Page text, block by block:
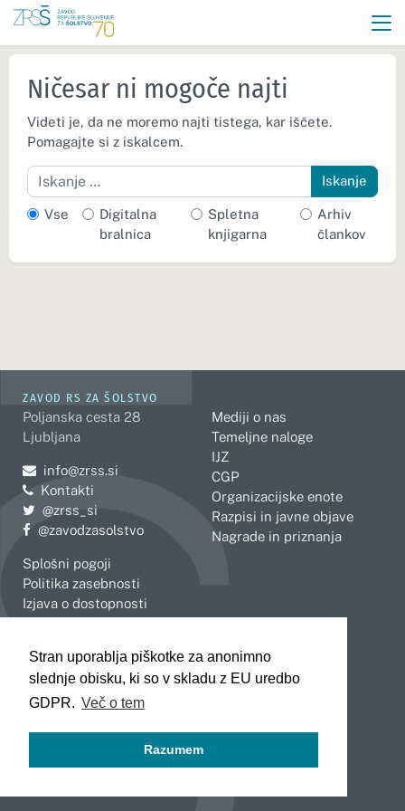
Stran uporablja piškotke za anonimno
slednje obisku, ki so v skladu z EU uredbo
GDPR. Več o tem
Razumem
Ničesar ni mogoče najti
Videti je, da ne moremo najti tistega, kar iščete.
Pomagajte si z iskalcem.
Iskanje
Vse
Digitalna
bralnica
Spletna
knjigarna
Arhiv
člankov
ZAVOD RS ZA ŠOLSTVO
Poljanska cesta 28
Ljubljana
Pošljite e-mail na
info@zrss.si
Kontakti
Pojdite na Twitter:
@zrss_si
Pojdite na Facebook:
@zavodzasolstvo
Splošni pogoji
Politika zasebnosti
Izjava o dostopnosti
Mediji o nas
Temeljne naloge
IJZ
CGP
Organizacijske enote
Razpisi in javne objave
Nagrade in priznanja
Celje
Koper
Kranj
Novo mesto
Slovenj Gradec